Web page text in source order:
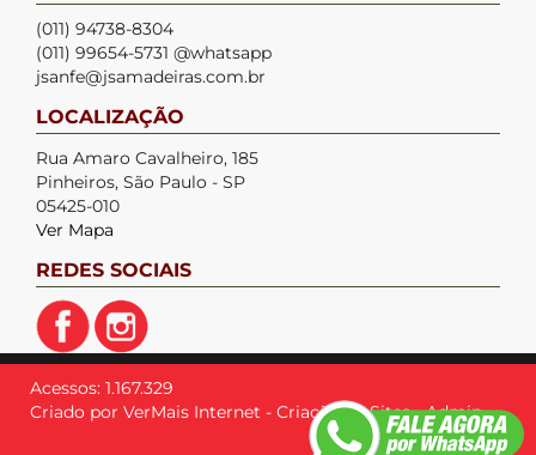
(011) 94738-8304
(011) 99654-5731 @whatsapp
jsanfe@jsamadeiras.com.br
LOCALIZAÇÃO
Rua Amaro Cavalheiro, 185
Pinheiros, São Paulo - SP
05425-010
Ver Mapa
REDES SOCIAIS
Acessos: 1.167.329
Criado por VerMais Internet - Criação de Sites-Admin